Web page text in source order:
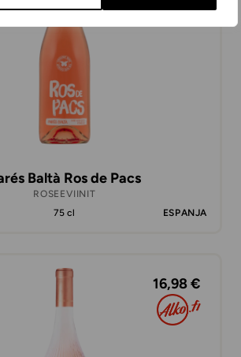
Baltà Ros de Pacs
ROSEEVIINIT
75 cl ESPANJA
16,98 €